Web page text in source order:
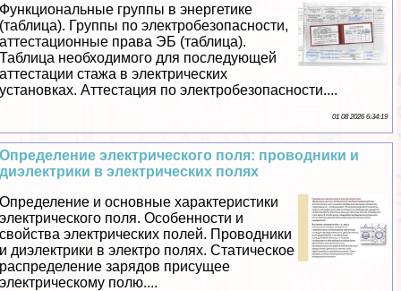
Функциональные группы в энергетике
(таблица). Группы по электробезопасности,
аттестационные права ЭБ (таблица).
Таблица необходимого для последующей
аттестации стажа в электрических
установках. Аттестация по электробезопасности....
01 08 2026 6:34:19
Определение электрического поля: проводники и
диэлектрики в электрических полях
Определение и основные хаpaктеристики
электрического поля. Особенности и
свойства электрических полей. Проводники
и диэлектрики в электро полях. Статическое
распределение зарядов присущее
электрическому полю....